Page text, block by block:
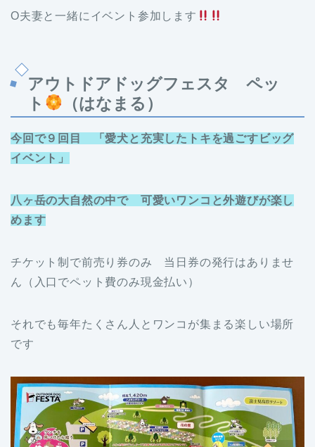
O夫妻と一緒にイベント参加します
アウトドアドッグフェスタ ペッ
ト
（はなまる）
今回で９回目 「愛犬と充実したトキを過ごすビッグ
イベント」
八ヶ岳の大自然の中で 可愛いワンコと外遊びが楽し
めます
チケット制で前売り券のみ 当日券の発行はありませ
ん（入口でペット費のみ現金払い）
それでも毎年たくさん人とワンコが集まる楽しい場所
です